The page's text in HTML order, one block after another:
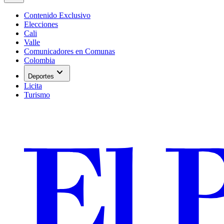
Contenido Exclusivo
Elecciones
Cali
Valle
Comunicadores en Comunas
Colombia
Deportes expand_more
Licita
Turismo